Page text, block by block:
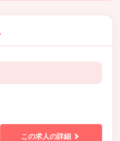
この求人の詳細